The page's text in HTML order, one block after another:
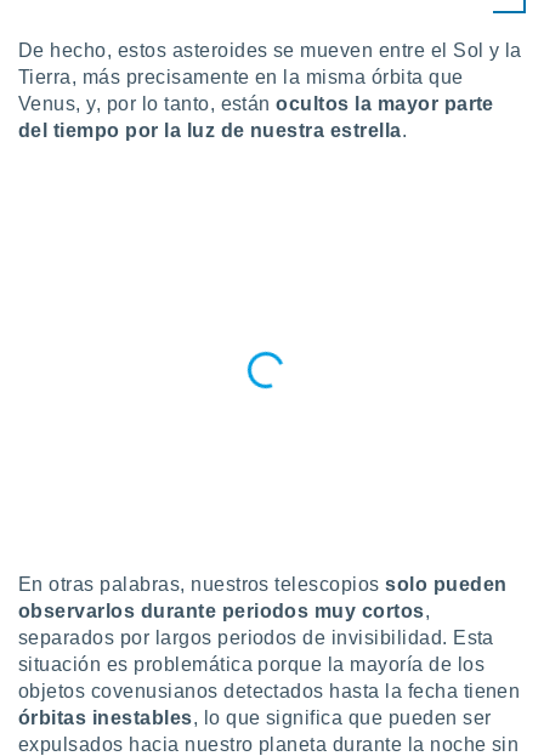
momento
en
en
utilizar
crear un
uso de
la
De hecho, estos asteroides se mueven entre el Sol y la
Tierra, más precisamente en la misma órbita que
Venus, y, por lo tanto, estánocultos la mayor parte
del tiempo por la luz de nuestra estrella.
En otras palabras, nuestros telescopiossolo pueden
observarlos durante periodos muy cortos,
separados por largos periodos de invisibilidad. Esta
situación es problemática porque la mayoría de los
objetos covenusianos detectados hasta la fecha tienen
órbitas inestables, lo que significa que pueden ser
expulsados hacia nuestro planeta durante la noche sin